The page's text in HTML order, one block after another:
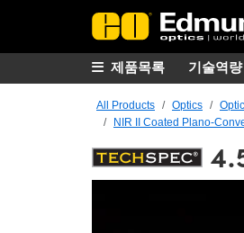
기술역량
제품목록
All Products Optics
NIR II Coated Plano-